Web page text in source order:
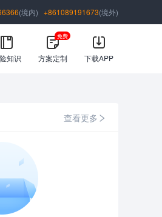
(境内) +861089191673(境外)
知识 方案定制
免费
下载APP
查看更多